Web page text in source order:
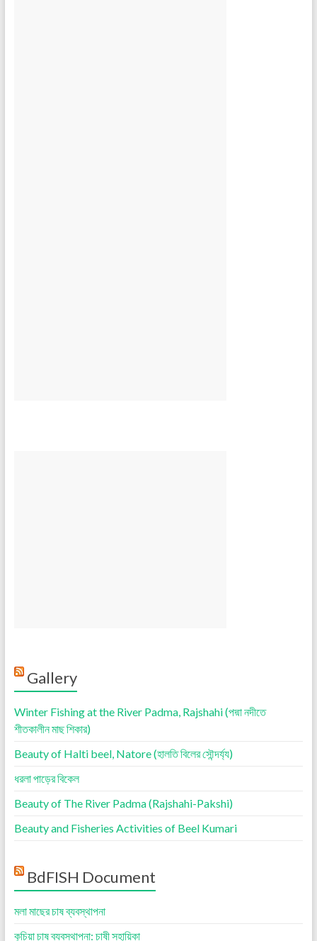
Gallery
Winter Fishing at the River Padma, Rajshahi (পদ্মা নদীতে
শীতকালীন মাছ শিকার)
Beauty of Halti beel, Natore (হালতি বিলের সৌন্দর্য্য)
ধরলা পাড়ের বিকেল
Beauty of The River Padma (Rajshahi-Pakshi)
Beauty and Fisheries Activities of Beel Kumari
BdFISH Document
মলা মাছের চাষ ব্যবস্থাপনা
কুচিয়া চাষ ব্যবস্থাপনা: চাষী সহায়িকা